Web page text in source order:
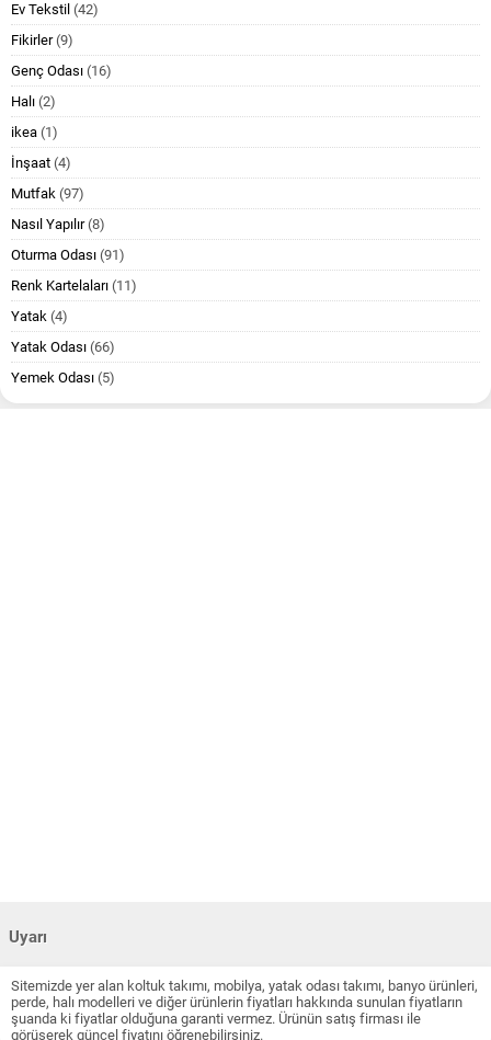
Ev Tekstil (42)
Fikirler(9)
Genç Odası (16)
Halı (2)
ikea (1)
İnşaat (4)
Mutfak (97)
Nasıl Yapılır(8)
Oturma Odası (91)
Renk Kartelaları (11)
Yatak (4)
Yatak Odası (66)
Yemek Odası (5)
Uyarı
Sitemizde yer alan koltuk takımı, mobilya, yatak odası takımı, banyo ürünleri,
perde, halı modelleri ve diğer ürünlerin fiyatları hakkında sunulan fiyatların
şuanda ki fiyatlar olduğuna garanti vermez. Ürünün satış firması ile
görüşerek güncel fiyatını öğrenebilirsiniz.